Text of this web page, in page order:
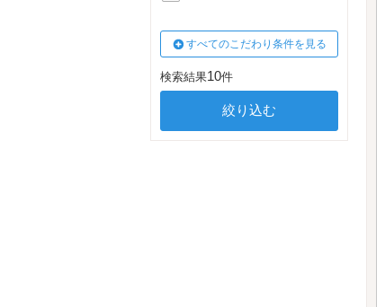
すべてのこだわり条件を見る
検索結果10件